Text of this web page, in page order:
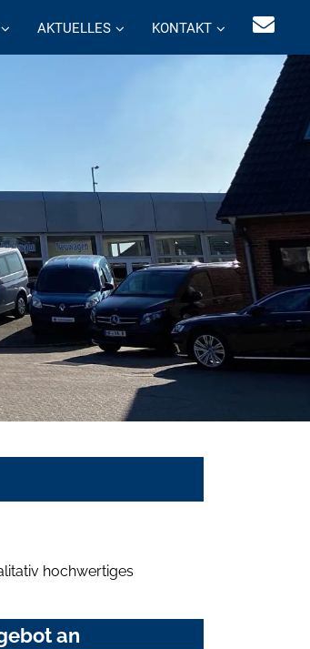
AKTUELLES KONTAKT
hochwertiges
an